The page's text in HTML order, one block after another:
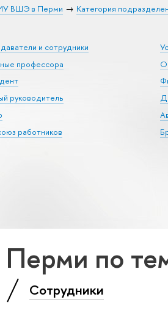
ВШЭ в Перми
Категория
и сотрудники
профессора
руководитель
работников
по
Сотрудники